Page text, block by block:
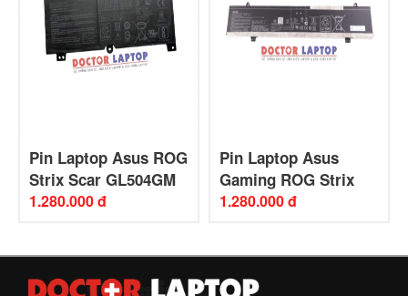
Pin Laptop Asus ROG
Strix Scar GL504GM
1.280.000 đ
Pin Laptop Asus
Gaming ROG Strix
SCAR 18 G834JY
1.280.000 đ